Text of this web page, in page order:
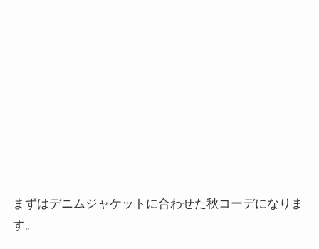
まずはデニムジャケットに合わせた秋コーデになりま
す。